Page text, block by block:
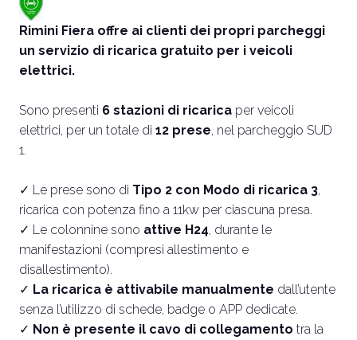
Rimini Fiera offre ai clienti dei propri parcheggi
un servizio di ricarica gratuito per i veicoli
elettrici.
Sono presenti 6 stazioni di ricarica per veicoli
elettrici, per un totale di 12 prese, nel parcheggio SUD
1.
✓ Le prese sono di Tipo 2 con Modo di ricarica 3,
ricarica con potenza fino a 11kw per ciascuna presa.
✓ Le colonnine sono attive H24, durante le
manifestazioni (compresi allestimento e
disallestimento).
✓ La ricarica è attivabile manualmente dall’utente
senza l’utilizzo di schede, badge o APP dedicate.
✓ Non è presente il cavo di collegamento tra la